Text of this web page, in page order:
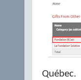
Québec.